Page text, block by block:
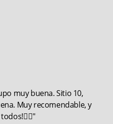
muy buena. Sitio 10,
Muy recomendable, y